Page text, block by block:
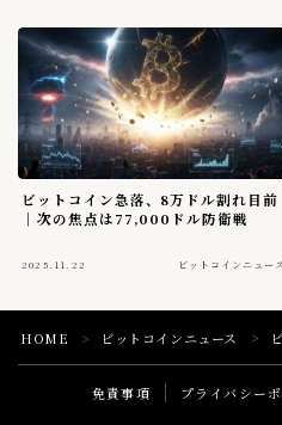
ビットコイン急落、8万ドル割れ目前
｜次の焦点は77,000ドル防衛戦
2025.11.22 ビットコインニュース
HOME ＞ ビットコインニュース ＞
免責事項 プライバシー